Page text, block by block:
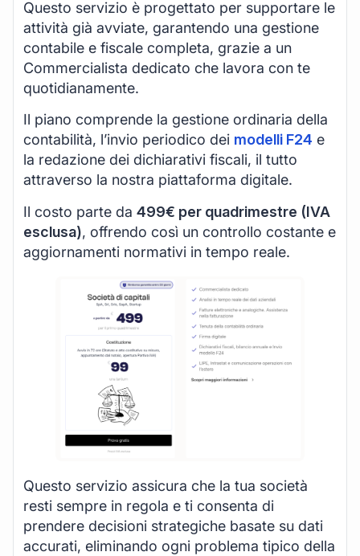
Questo servizio è progettato per supportare le
attività già avviate, garantendo una gestione
contabile e fiscale completa, grazie a un
Commercialista dedicato che lavora con te
quotidianamente.
Il piano comprende la gestione ordinaria della
contabilità, l’invio periodico dei modelli F24 e
la redazione dei dichiarativi fiscali, il tutto
attraverso la nostra piattaforma digitale.
Il costo parte da 499€ per quadrimestre (IVA
esclusa), offrendo così un controllo costante e
aggiornamenti normativi in tempo reale.
Questo servizio assicura che la tua società
resti sempre in regola e ti consenta di
prendere decisioni strategiche basate su dati
accurati, eliminando ogni problema tipico della